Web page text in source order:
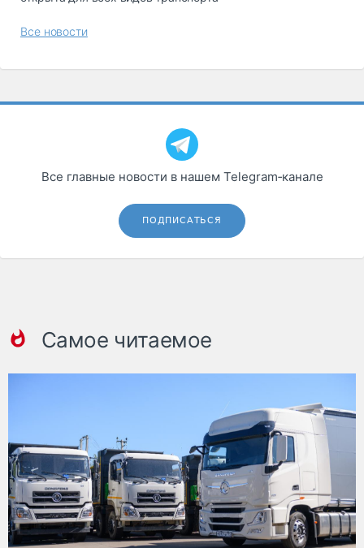
Все новости
Все главные новости в нашем Telegram‑канале
ПОДПИСАТЬСЯ
Самое читаемое